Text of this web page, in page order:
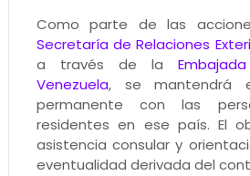
Como parte de las
Secretaría de Relaciones
a través de la
Venezuela, se mantendrá
permanente con las
residentes en ese país. El
asistencia consular y
eventualidad derivada del